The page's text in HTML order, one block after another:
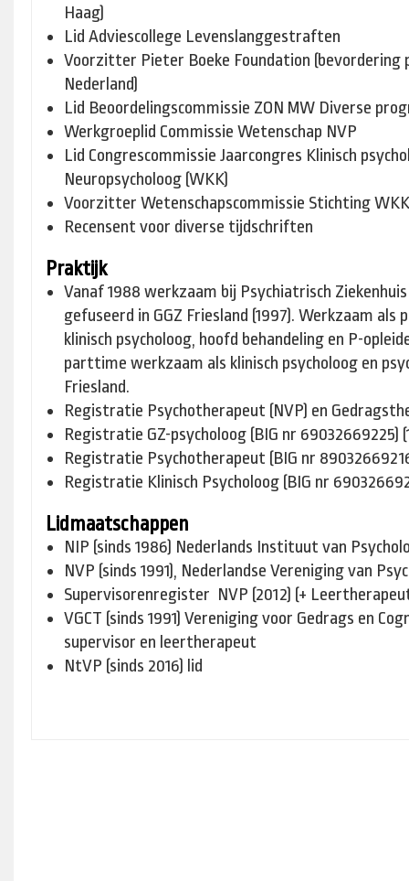
Haag)
Lid Adviescollege Levenslanggestraften
Voorzitter Pieter Boeke Foundation (bevordering
Nederland)
Lid Beoordelingscommissie ZON MW Diverse
Werkgroeplid Commissie Wetenschap NVP
Lid Congrescommissie Jaarcongres Klinisch
Neuropsycholoog (WKK)
Voorzitter Wetenschapscommissie Stichting WKK
Recensent voor diverse tijdschriften
Praktijk
Vanaf 1988 werkzaam bij Psychiatrisch
gefuseerd in GGZ Friesland (1997). Werkzaam als
klinisch psycholoog, hoofd behandeling en P-
parttime werkzaam als klinisch psycholoog en
Friesland.
Registratie Psychotherapeut (NVP) en
Registratie GZ-psycholoog (BIG nr 69032669225)
Registratie Psychotherapeut (BIG nr
Registratie Klinisch Psycholoog (BIG nr
Lidmaatschappen
NIP (sinds 1986) Nederlands Instituut van
NVP (sinds 1991), Nederlandse Vereniging van
Supervisorenregister NVP (2012) (+
VGCT (sinds 1991) Vereniging voor Gedrags en
supervisor en leertherapeut
NtVP (sinds 2016) lid